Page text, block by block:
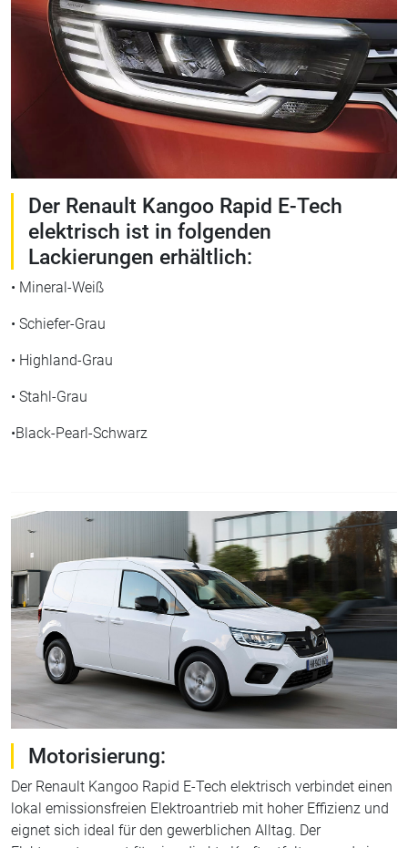
Der Renault Kangoo Rapid E-Tech
elektrisch ist in folgenden
Lackierungen erhältlich:
• Mineral-Weiß
• Schiefer-Grau
• Highland-Grau
• Stahl-Grau
•Black-Pearl-Schwarz
Motorisierung:
Der Renault Kangoo Rapid E-Tech elektrisch verbindet einen
lokal emissionsfreien Elektroantrieb mit hoher Effizienz und
eignet sich ideal für den gewerblichen Alltag. Der